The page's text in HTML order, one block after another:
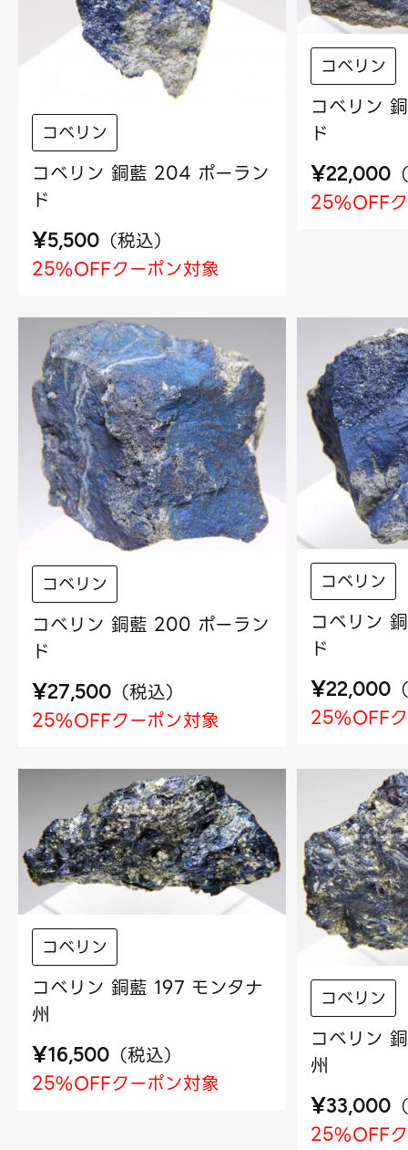
コベリン
コベリン 銅藍 204 ポーラン
ド
¥5,500 （税込）
25%OFFクーポン対象
コベリン
コベリン
ド
¥22,000 （
25%OFF
コベリン
コベリン 銅藍 200 ポーラン
ド
¥27,500 （税込）
25%OFFクーポン対象
コベリン
コベリン
ド
¥22,000 （
25%OFF
コベリン
コベリン 銅藍 197 モンタナ
州
¥16,500 （税込）
25%OFFクーポン対象
コベリン
コベリン
州
¥33,000 （
25%OFF